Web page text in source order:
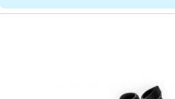
Snímání videa